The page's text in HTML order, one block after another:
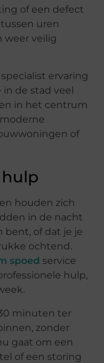
of een defect
uren
veilig
ervaring
de stad veel
in het centrum
of
hulp
houden zich
in de nacht
of dat je je
ochtend.
spoed service
hulp,
minuten ter
zonder
gaat om een
of een storing